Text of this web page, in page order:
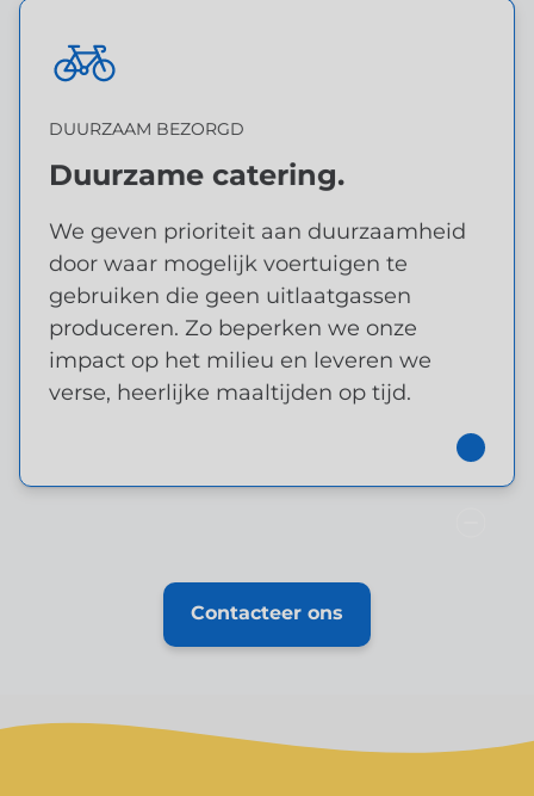
DUURZAAM BEZORGD
voedseloplossingen.
DUURZAAM BEZORGD
Duurzame catering.
We geven prioriteit aan duurzaamheid
door waar mogelijk voertuigen te
gebruiken die geen uitlaatgassen
produceren. Zo beperken we onze
impact op het milieu en leveren we
verse, heerlijke maaltijden op tijd.
Contacteer ons